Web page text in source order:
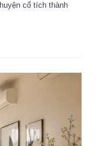
cổ tích thành